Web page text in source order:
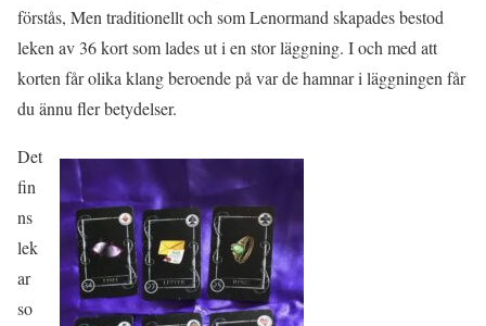
förstås, Men traditionellt och som Lenormand skapades bestod
leken av 36 kort som lades ut i en stor läggning. I och med att
korten får olika klang beroende på var de hamnar i läggningen får
du ännu fler betydelser.
Det
fin
ns
lek
ar
so